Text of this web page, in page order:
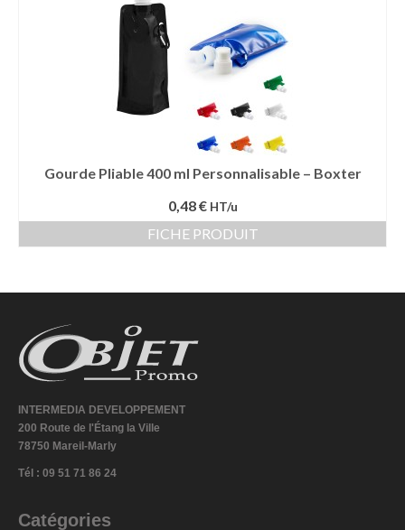
Gourde Pliable 400 ml Personnalisable – Boxter
0,48 € HT/u
FICHE PRODUIT
INTERMEDIA DEVELOPPEMENT
200 Route de l'Étang la Ville
78750 Mareil-Marly
Tél : 09 51 71 86 24
Catégories